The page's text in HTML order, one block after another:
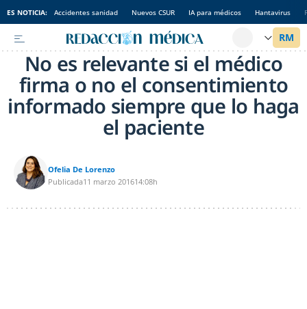
ES NOTICIA: Accidentes sanidad Nuevos CSUR IA para médicos Hantavirus
No es relevante si el médico
firma o no el consentimiento
informado siempre que lo haga
el paciente
Ofelia De Lorenzo
Publicada11 marzo 201614:08h